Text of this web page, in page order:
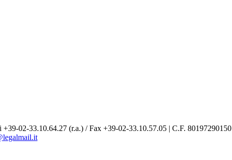
02-33.10.64.27 (r.a.) / Fax +39-02-33.10.57.05 | C.F. 80197290150